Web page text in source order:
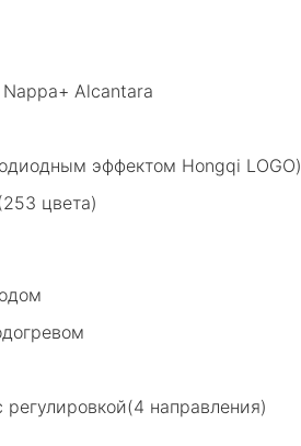
Alcantara
эффектом Hongqi LOGO)
цвета)
направления)